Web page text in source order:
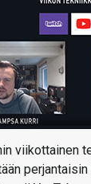
viikottainen